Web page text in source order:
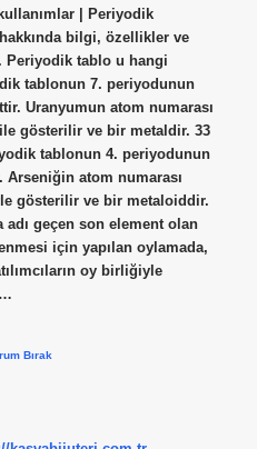
| Periyodik
bilgi, özellikler ve
Periyodik tablo u hangi
tablonun 7. periyodunun
Uranyumun atom numarası
gösterilir ve bir metaldir. 33
tablonun 4. periyodunun
atom numarası
gösterilir ve bir metaloiddir.
adı geçen son element olan
için yapılan oylamada,
oy birliğiyle
Bırak